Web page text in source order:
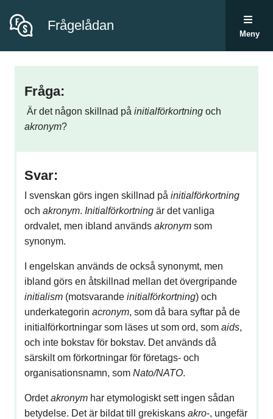
Frågelådan
Meny
Fråga:
Är det någon skillnad på initialförkortningoch
akronym?
Svar:
I svenskan görs ingen skillnad på initialförkortning
och akronym. Initialförkortningär det vanliga
ordvalet, men ibland används akronymsom
synonym.
I engelskan används de också synonymt, men
ibland görs en åtskillnad mellan det övergripande
initialism(motsvarande initialförkortning) och
underkategorin acronym, som då bara syftar på de
initialförkortningar som läses ut som ord, som aids,
och inte bokstav för bokstav. Det används då
särskilt om förkortningar för företags- och
organisationsnamn, som Nato/NATO.
Ordetakronymhar etymologiskt sett ingen sådan
betydelse. Det är bildat till grekiskans akro-, ungefär